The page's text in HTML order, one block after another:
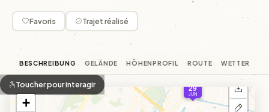
Favoris Trajet réalisé
BESCHREIBUNG GELÄNDE HÖHENPROFIL ROUTE WETTER
04
APR
29
JUN
21
JUL
+
Toucher pour interagir